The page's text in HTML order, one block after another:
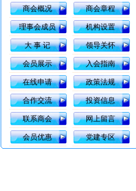
商会概况 商会章程
理事会成员 机构设置
大 事 记 领导关怀
会员展示 入会指南
在线申请 政策法规
合作交流 投资信息
联系商会 网上留言
会员优惠 党建专区